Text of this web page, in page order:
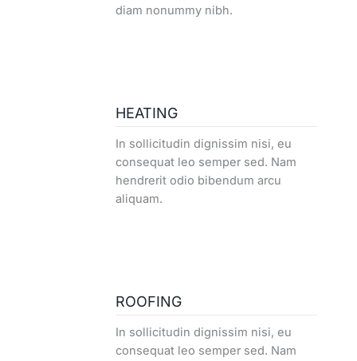
diam nonummy nibh.
HEATING
In sollicitudin dignissim nisi, eu
consequat leo semper sed. Nam
hendrerit odio bibendum arcu
aliquam.
ROOFING
In sollicitudin dignissim nisi, eu
consequat leo semper sed. Nam